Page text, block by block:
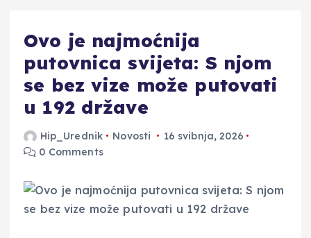
Ovo je najmoćnija
putovnica svijeta: S njom
se bez vize može putovati
u 192 države
Hip_Urednik Novosti
16 svibnja, 2026
0 Comments